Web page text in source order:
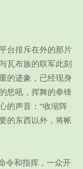
台排斥在外的那片
瓦布族的联军此刻
的迹象，已经现身
怒吼，挥舞的拳锋
的声音：“收缩阵
的东西以外，将帐
和指挥，一众开